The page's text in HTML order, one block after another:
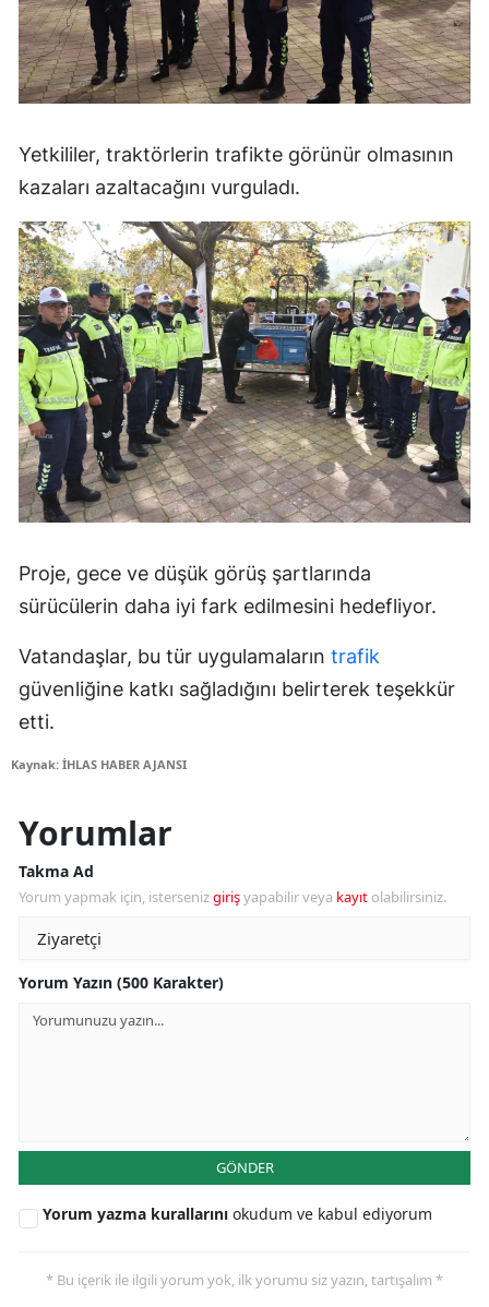
Yetkililer, traktörlerin trafikte görünür olmasının
kazaları azaltacağını vurguladı.
Proje, gece ve düşük görüş şartlarında
sürücülerin daha iyi fark edilmesini hedefliyor.
Vatandaşlar, bu tür uygulamaların trafik
güvenliğine katkı sağladığını belirterek teşekkür
etti.
Kaynak: İHLAS HABER AJANSI
Yorumlar
Takma Ad
Yorum yapmak için, istersenizgirişyapabilir veya kayıt olabilirsiniz.
Yorum Yazın (500 Karakter)
GÖNDER
Yorum yazma kurallarını okudum ve kabul ediyorum
* Bu içerik ile ilgili yorum yok, ilk yorumu siz yazın, tartışalım *